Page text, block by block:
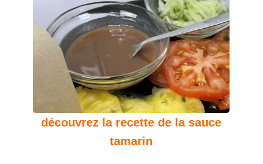
découvrez la recette de la sauce
tamarin